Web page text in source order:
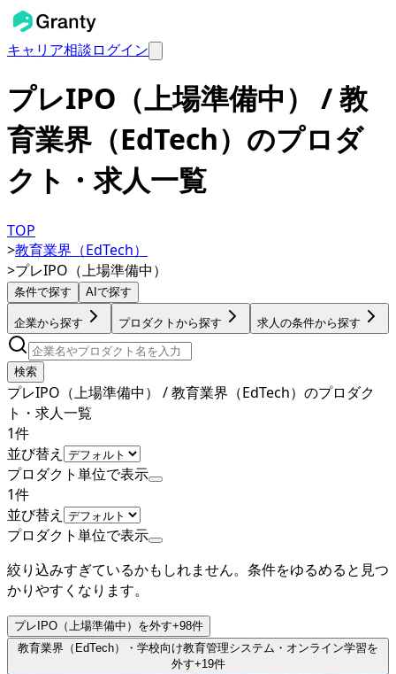
キャリア相談ログイン
プレIPO（上場準備中） / 教
育業界（EdTech）のプロダ
クト・求人一覧
TOP
>教育業界（EdTech）
>プレIPO（上場準備中）
条件で探す AIで探す
企業から探す プロダクトから探す 求人の条件から探す
検索
プレIPO（上場準備中） / 教育業界（EdTech）のプロダク
ト・求人一覧
1件
並び替え
プロダクト単位で表示
1件
並び替え
プロダクト単位で表示
絞り込みすぎているかもしれません。条件をゆるめると見つ
かりやすくなります。
プレIPO（上場準備中） を外す+98件
教育業界（EdTech）・学校向け教育管理システム・オンライン学習を
外す+19件